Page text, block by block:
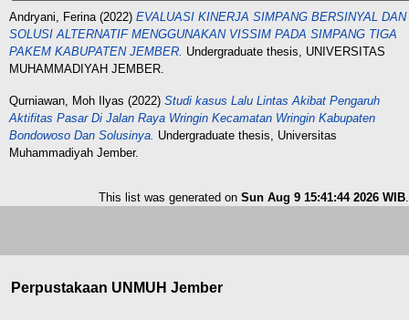
Andryani, Ferina(2022) EVALUASI KINERJA SIMPANG BERSINYAL DAN
SOLUSI ALTERNATIF MENGGUNAKAN VISSIM PADA SIMPANG TIGA
PAKEM KABUPATEN JEMBER. Undergraduate thesis, UNIVERSITAS
MUHAMMADIYAH JEMBER.
Qurniawan, Moh Ilyas (2022) Studi kasus Lalu Lintas Akibat Pengaruh
Aktifitas Pasar Di Jalan Raya Wringin Kecamatan Wringin Kabupaten
Bondowoso Dan Solusinya. Undergraduate thesis, Universitas
Muhammadiyah Jember.
This list was generated on Sun Aug 9 15:41:44 2026 WIB.
Perpustakaan UNMUH Jember